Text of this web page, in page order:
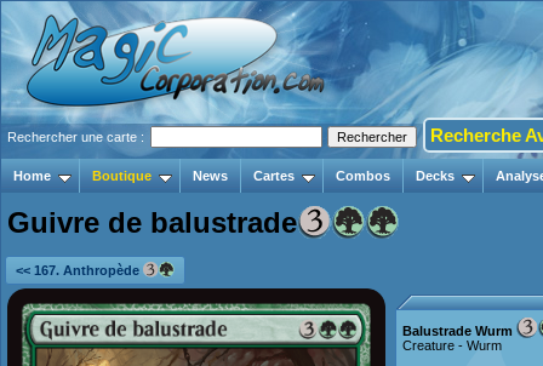
Rechercher une carte : Recherche
Home Boutique News Cartes Combos Decks
Guivre de balustrade
<< 167. Anthropède
Balustrade Wurm
Creature - Wurm